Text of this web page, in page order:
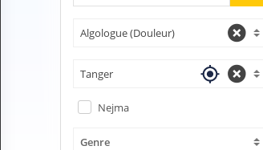
Algologue (Douleur)
Tanger
Nejma
Genre